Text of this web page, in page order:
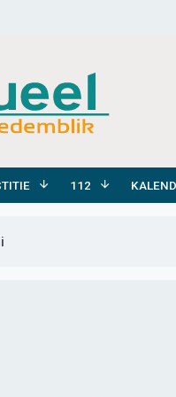
112